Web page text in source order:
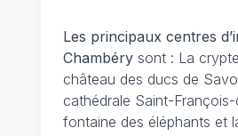
Les principaux centres
Chambérysont : La
château des ducs de
cathédrale Saint-
fontaine des éléphants et